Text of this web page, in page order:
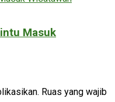
Masuk
Ruas yang wajib